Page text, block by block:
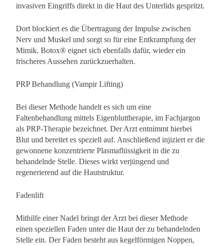
invasiven Eingriffs direkt in die Haut des Unterlids gespritzt.
Dort blockiert es die Übertragung der Impulse zwischen
Nerv und Muskel und sorgt so für eine Entkrampfung der
Mimik. Botox® eignet sich ebenfalls dafür, wieder ein
frischeres Aussehen zurückzuerhalten.
PRP Behandlung (Vampir Lifting)
Bei dieser Methode handelt es sich um eine
Faltenbehandlung mittels Eigenbluttherapie, im Fachjargon
als PRP-Therapie bezeichnet. Der Arzt entnimmt hierbei
Blut und bereitet es speziell auf. Anschließend injiziert er die
gewonnene konzentrierte Plasmaflüssigkeit in die zu
behandelnde Stelle. Dieses wirkt verjüngend und
regenerierend auf die Hautstruktur.
Fadenlift
Mithilfe einer Nadel bringt der Arzt bei dieser Methode
einen speziellen Faden unter die Haut der zu behandelnden
Stelle ein. Der Faden besteht aus kegelförmigen Noppen,